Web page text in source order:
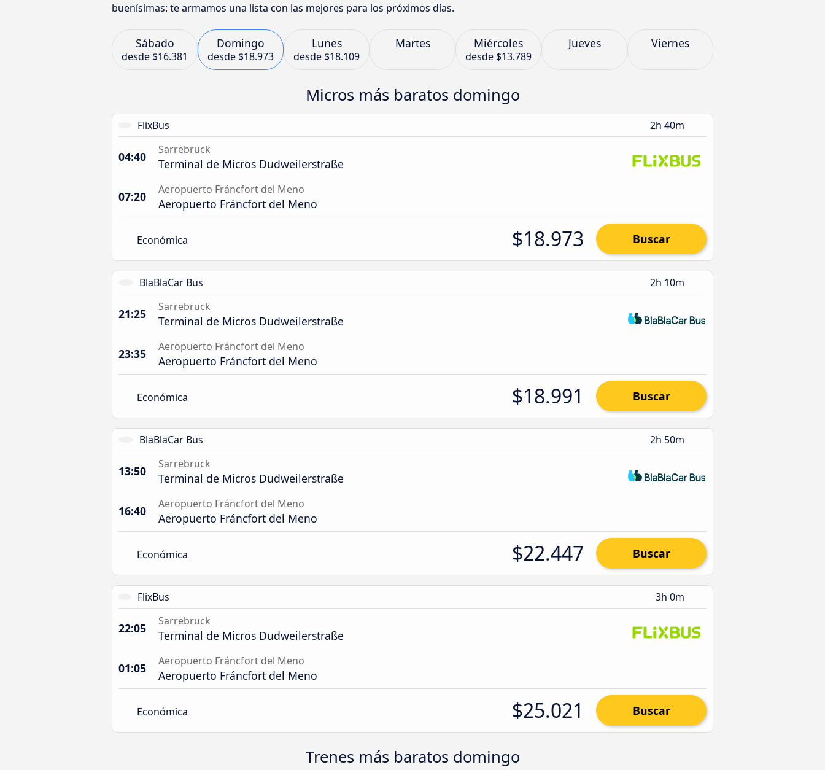
buenísimas: te armamos una lista con las mejores para los próximos días.
Sábado
desde $16.381
Domingo
desde $18.973
Lunes
desde $18.109
Martes Miércoles
desde $13.789
Jueves Viernes
Micros más baratos domingo
FlixBus 2h 40m
04:40 Sarrebruck
Terminal de Micros Dudweilerstraße
07:20 Aeropuerto Fráncfort del Meno
Aeropuerto Fráncfort del Meno
Económica $18.973 Buscar
BlaBlaCar Bus 2h 10m
21:25 Sarrebruck
Terminal de Micros Dudweilerstraße
23:35 Aeropuerto Fráncfort del Meno
Aeropuerto Fráncfort del Meno
Económica $18.991 Buscar
BlaBlaCar Bus 2h 50m
13:50 Sarrebruck
Terminal de Micros Dudweilerstraße
16:40 Aeropuerto Fráncfort del Meno
Aeropuerto Fráncfort del Meno
Económica $22.447 Buscar
FlixBus 3h 0m
22:05 Sarrebruck
Terminal de Micros Dudweilerstraße
01:05 Aeropuerto Fráncfort del Meno
Aeropuerto Fráncfort del Meno
Económica $25.021 Buscar
Trenes más baratos domingo